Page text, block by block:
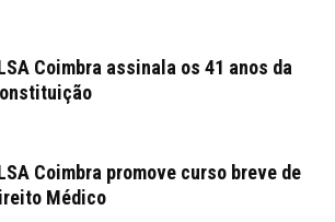
Coimbra assinala os 41 anos da
Coimbra promove curso breve de
Médico